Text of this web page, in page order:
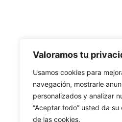
Valoramos tu
Usamos cookies para
navegación, mostrarle
personalizados y analizar
“Aceptar todo” usted da
de las cookies.